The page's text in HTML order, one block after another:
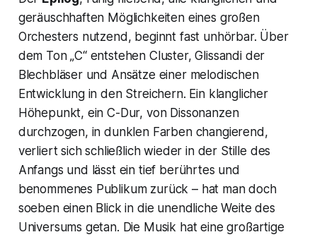
geräuschhaften Möglichkeiten eines großen
Orchesters nutzend, beginnt fast unhörbar. Über
dem Ton „C“ entstehen Cluster, Glissandi der
Blechbläser und Ansätze einer melodischen
Entwicklung in den Streichern. Ein klanglicher
Höhepunkt, ein C-Dur, von Dissonanzen
durchzogen, in dunklen Farben changierend,
verliert sich schließlich wieder in der Stille des
Anfangs und lässt ein tief berührtes und
benommenes Publikum zurück – hat man doch
soeben einen Blick in die unendliche Weite des
Universums getan. Die Musik hat eine großartige